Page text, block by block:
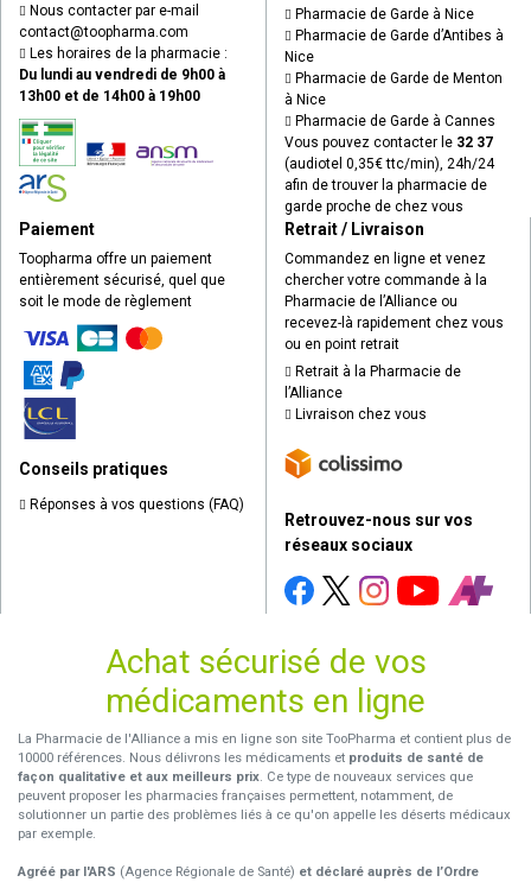
Nous contacter par e-mail
contact@toopharma.com
Les horaires de la pharmacie :
Du lundi au vendredi de 9h00 à
13h00 et de 14h00 à 19h00
Pharmacie de Garde à Nice
Pharmacie de Garde d’Antibes à
Nice
Pharmacie de Garde de Menton
à Nice
Pharmacie de Garde à Cannes
Vous pouvez contacter le 32 37
(audiotel 0,35€ ttc/min), 24h/24
afin de trouver la pharmacie de
garde proche de chez vous
Paiement
Toopharma offre un paiement
entièrement sécurisé, quel que
soit le mode de règlement
Conseils pratiques
Réponses à vos questions (FAQ)
Retrait / Livraison
Commandez en ligne et venez
chercher votre commande à la
Pharmacie de l’Alliance ou
recevez-là rapidement chez vous
ou en point retrait
Retrait à la Pharmacie de
l’Alliance
Livraison chez vous
Retrouvez-nous sur vos
réseaux sociaux
Achat sécurisé de vos
médicaments en ligne
La Pharmacie de l'Alliance a mis en ligne son site TooPharma et contient plus de
10000 références. Nous délivrons les médicaments et produits de santé de
façon qualitative et aux meilleurs prix. Ce type de nouveaux services que
peuvent proposer les pharmacies françaises permettent, notamment, de
solutionner un partie des problèmes liés à ce qu'on appelle les déserts médicaux
par exemple.
Agréé par l'ARS (Agence Régionale de Santé) et déclaré auprès de l’Ordre